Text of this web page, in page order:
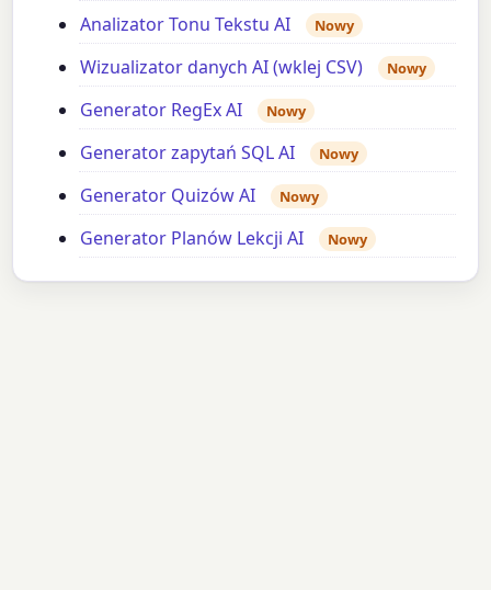
Analizator Tonu Tekstu AI Nowy
Wizualizator danych AI (wklej CSV) Nowy
Generator RegEx AI Nowy
Generator zapytań SQL AI Nowy
Generator Quizów AI Nowy
Generator Planów Lekcji AI Nowy